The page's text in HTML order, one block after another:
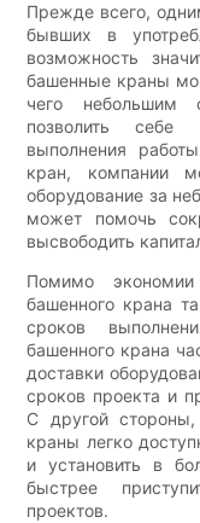
Прежде всего,
бывших в
возможность
башенные краны
чего небольшим
позволить себе
выполнения
кран, компании
оборудование за
может помочь
высвободить
Помимо
башенного крана
сроков
башенного крана
доставки
сроков проекта и
С другой
краны легко
и установить в
быстрее
проектов.